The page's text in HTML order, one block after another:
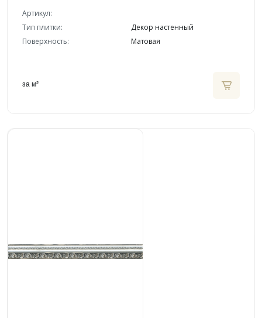
Артикул:
Тип плитки:
Декор настенный
Поверхность:
Матовая
за м²